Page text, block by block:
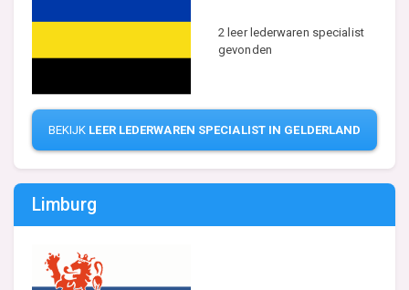
2 leer lederwaren specialist
gevonden
BEKIJK LEER LEDERWAREN SPECIALIST IN GELDERLAND
Limburg